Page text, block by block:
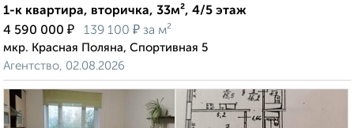
1-к квартира, вторичка, 33м², 4/5 этаж
4 590 000 ₽ 139 100 ₽ за м²
мкр. Красная Поляна, Спортивная 5
Агентство, 02.08.2026